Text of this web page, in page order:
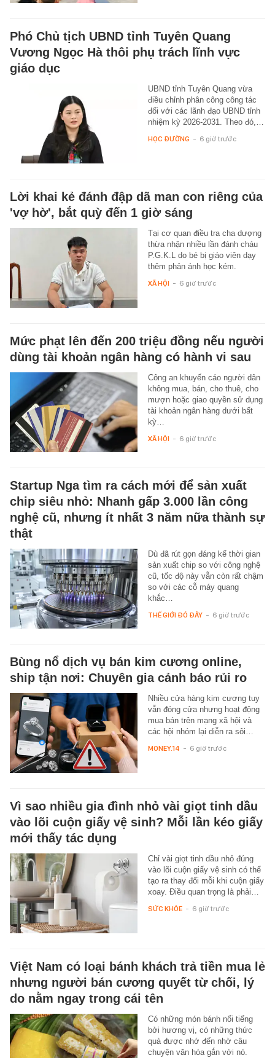
Phó Chủ tịch UBND tỉnh Tuyên Quang
Vương Ngọc Hà thôi phụ trách lĩnh vực
giáo dục
UBND tỉnh Tuyên Quang vừa
điều chỉnh phân công công tác
đối với các lãnh đạo UBND tỉnh
nhiệm kỳ 2026-2031. Theo đó,…
HỌC ĐƯỜNG - 6 giờ trước
Lời khai kẻ đánh đập dã man con riêng của
'vợ hờ', bắt quỳ đến 1 giờ sáng
Tại cơ quan điều tra cha dượng
thừa nhận nhiều lần đánh cháu
P.G.K.L do bé bị giáo viên dạy
thêm phản ánh học kém.
XÃ HỘI - 6 giờ trước
Mức phạt lên đến 200 triệu đồng nếu người
dùng tài khoản ngân hàng có hành vi sau
Công an khuyến cáo người dân
không mua, bán, cho thuê, cho
mượn hoặc giao quyền sử dụng
tài khoản ngân hàng dưới bất
kỳ…
XÃ HỘI - 6 giờ trước
Startup Nga tìm ra cách mới để sản xuất
chip siêu nhỏ: Nhanh gấp 3.000 lần công
nghệ cũ, nhưng ít nhất 3 năm nữa thành sự
thật
Dù đã rút gọn đáng kể thời gian
sản xuất chip so với công nghệ
cũ, tốc độ này vẫn còn rất chậm
so với các cỗ máy quang
khắc…
THẾ GIỚI ĐÓ ĐÂY - 6 giờ trước
Bùng nổ dịch vụ bán kim cương online,
ship tận nơi: Chuyên gia cảnh báo rủi ro
Nhiều cửa hàng kim cương tuy
vẫn đóng cửa nhưng hoạt động
mua bán trên mạng xã hội và
các hội nhóm lại diễn ra sôi…
MONEY.14 - 6 giờ trước
Vì sao nhiều gia đình nhỏ vài giọt tinh dầu
vào lõi cuộn giấy vệ sinh? Mỗi lần kéo giấy
mới thấy tác dụng
Chỉ vài giọt tinh dầu nhỏ đúng
vào lõi cuộn giấy vệ sinh có thể
tạo ra thay đổi mỗi khi cuộn giấy
xoay. Điều quan trọng là phải…
SỨC KHỎE - 6 giờ trước
Việt Nam có loại bánh khách trả tiền mua lẻ
nhưng người bán cương quyết từ chối, lý
do nằm ngay trong cái tên
Có những món bánh nổi tiếng
bởi hương vị, có những thức
quà được nhớ đến nhờ câu
chuyện văn hóa gắn với nó.